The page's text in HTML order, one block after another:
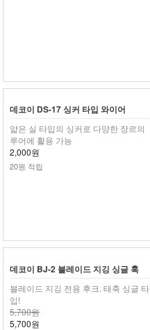
데코이 DS-17 싱커 타입 와이어
얇은 실 타입의 싱커로 다양한 장르의
루어에 활용 가능
2,000원
20원 적립
데코이 BJ-2 블레이드 지깅 싱글 훅
블레이드 지깅 전용 후크. 태축 싱글 타
입!
5,700원
5,700원